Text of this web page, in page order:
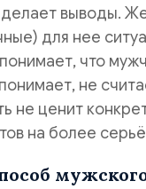
выводы.
для нее
что
не
не ценит
на более